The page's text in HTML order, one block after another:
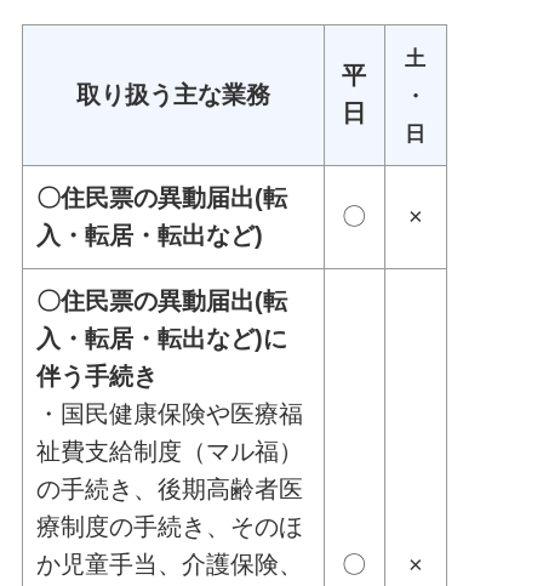
取り扱う主な業務
平
日
土
・
日
〇住民票の異動届出(転
入・転居・転出など)
〇 ×
〇住民票の異動届出(転
入・転居・転出など)に
伴う手続き
・国民健康保険や医療福
祉費支給制度（マル福）
の手続き、後期高齢者医
療制度の手続き、そのほ
か児童手当、介護保険、
〇 ×